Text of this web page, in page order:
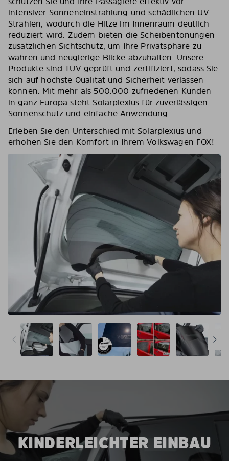
intensiver Sonneneinstrahlung und schädlichen UV-
Strahlen, wodurch die Hitze im Innenraum deutlich
reduziert wird. Zudem bieten die Scheibentönungen
zusätzlichen Sichtschutz, um Ihre Privatsphäre zu
wahren und neugierige Blicke abzuhalten. Unsere
Produkte sind TÜV-geprüft und zertifiziert, sodass Sie
sich auf höchste Qualität und Sicherheit verlassen
können. Mit mehr als 500.000 zufriedenen Kunden
in ganz Europa steht Solarplexius für zuverlässigen
Sonnenschutz und einfache Anwendung.
Erleben Sie den Unterschied mit Solarplexius und
erhöhen Sie den Komfort in Ihrem Volkswagen FOX!
KINDERLEICHTER EINBAU